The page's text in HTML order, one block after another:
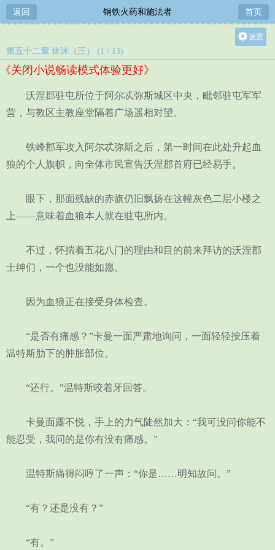
返回 钢铁火药和施法者 首页
设置
中
第五十二章 休沐（三） (1 / 13)
《关闭小说畅读模式体验更好》
沃涅郡驻屯所位于阿尔忒弥斯城区中央，毗邻驻屯军军
营，与教区主教座堂隔着广场遥相对望。
铁峰郡军攻入阿尔忒弥斯之后，第一时间在此处升起血
狼的个人旗帜，向全体市民宣告沃涅郡首府已经易手。
眼下，那面残缺的赤旗仍旧飘扬在这幢灰色二层小楼之
上——意味着血狼本人就在驻屯所内。
不过，怀揣着五花八门的理由和目的前来拜访的沃涅郡
士绅们，一个也没能如愿。
因为血狼正在接受身体检查。
“是否有痛感？”卡曼一面严肃地询问，一面轻轻按压着
温特斯肋下的肿胀部位。
“还行。”温特斯咬着牙回答。
卡曼面露不悦，手上的力气陡然加大：“我可没问你能不
能忍受，我问的是你有没有痛感。”
温特斯痛得闷哼了一声：“你是……明知故问。”
“有？还是没有？”
“有。”